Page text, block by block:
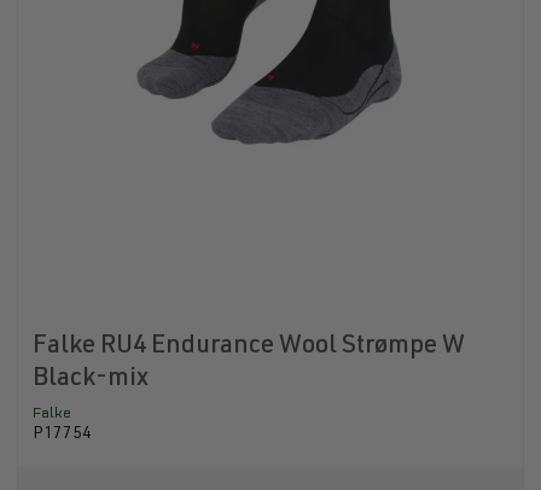
Falke RU4 Endurance Wool Strømpe W
Black-mix
Falke
P17754